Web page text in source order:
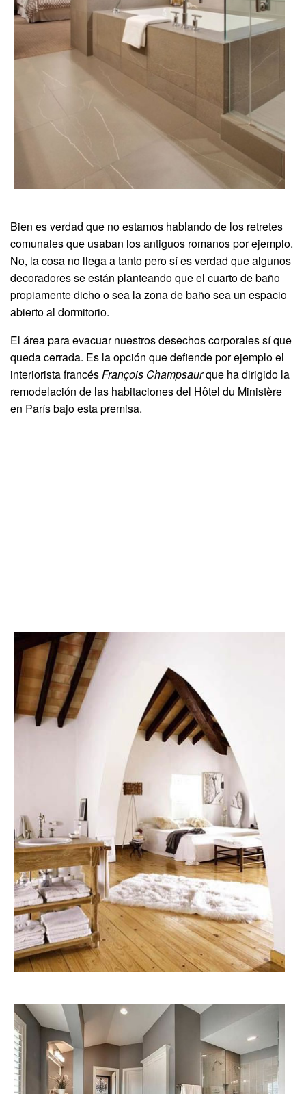
Bien es verdad que no estamos hablando de los retretes
comunales que usaban los antiguos romanos por ejemplo.
No, la cosa no llega a tanto pero sí es verdad que algunos
decoradores se están planteando que el cuarto de baño
propiamente dicho o sea la zona de baño sea un espacio
abierto al dormitorio.
El área para evacuar nuestros desechos corporales sí que
queda cerrada. Es la opción que defiende por ejemplo el
interiorista francésFrançois Champsaurque ha dirigido la
remodelación de las habitaciones del Hôtel du Ministère
en París bajo esta premisa.